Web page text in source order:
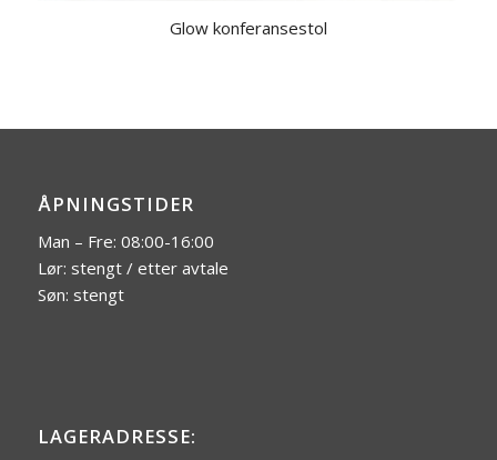
Glow konferansestol
ÅPNINGSTIDER
Man – Fre: 08:00-16:00
Lør: stengt / etter avtale
Søn: stengt
LAGERADRESSE: